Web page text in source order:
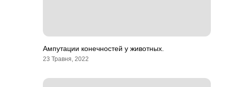
Ампутации конечностей у животных.
23 Травня, 2022